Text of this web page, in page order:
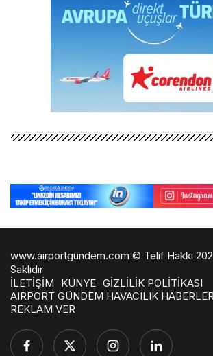
www.airportgundem.com © Telif Hakkı
Saklıdır
İLETİŞİM
KÜNYE GİZLİLİK POLİTİKASI
AIRPORT GÜNDEM HAVACILIK
REKLAM VER